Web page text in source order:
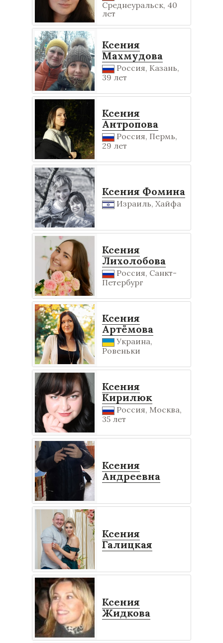
Среднеуральск, 40
лет
Ксения
Махмудова
Россия, Казань,
39 лет
Ксения
Антропова
Россия, Пермь,
29 лет
Ксения Фомина
Израиль, Хайфа
Ксения
Лихолобова
Россия, Санкт-
Петербург
Ксения
Артёмова
Украина,
Ровеньки
Ксения
Кирилюк
Россия, Москва,
35 лет
Ксения
Андреевна
Ксения
Галицкая
Ксения
Жидкова